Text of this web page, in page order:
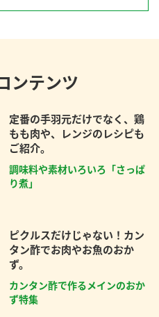
ンテンツ
定番の手羽元だけでなく、鶏
もも肉や、レンジのレシピも
ご紹介。
調味料や素材いろいろ「さっぱ
り煮」
ピクルスだけじゃない！カン
タン酢でお肉やお魚のおか
ず。
カンタン酢で作るメインのおか
ず特集